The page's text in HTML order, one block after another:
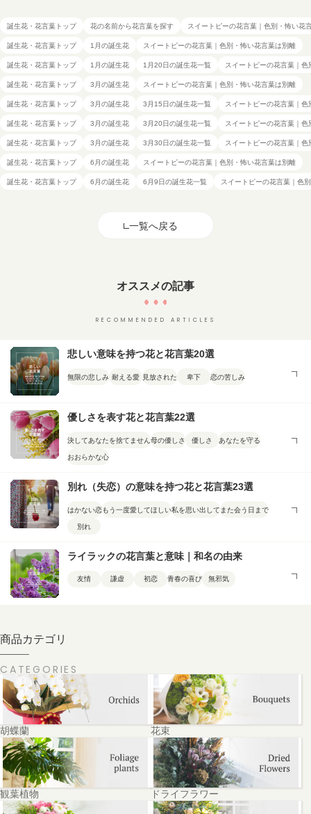
誕生花・花言葉トップ 花の名前から花言葉を探す スイートピーの花言葉｜色別・怖い花
誕生花・花言葉トップ 1月の誕生花 スイートピーの花言葉｜色別・怖い花言葉は別離
誕生花・花言葉トップ 1月の誕生花 1月20日の誕生花一覧 スイートピーの花言葉｜
誕生花・花言葉トップ 3月の誕生花 スイートピーの花言葉｜色別・怖い花言葉は別離
誕生花・花言葉トップ 3月の誕生花 3月15日の誕生花一覧 スイートピーの花言葉｜
誕生花・花言葉トップ 3月の誕生花 3月20日の誕生花一覧 スイートピーの花言葉｜
誕生花・花言葉トップ 3月の誕生花 3月30日の誕生花一覧 スイートピーの花言葉｜
誕生花・花言葉トップ 6月の誕生花 スイートピーの花言葉｜色別・怖い花言葉は別離
誕生花・花言葉トップ 6月の誕生花 6月9日の誕生花一覧 スイートピーの花言葉｜色
一覧へ戻る
オススメの記事
RECOMMENDED ARTICLES
悲しい意味を持つ花と花言葉20選
無限の悲しみ 耐える愛 見放された 卑下 恋の苦しみ
優しさを表す花と花言葉22選
決してあなたを捨てません 母の優しさ 優しさ あなたを守る
おおらかな心
別れ（失恋）の意味を持つ花と花言葉23選
はかない恋もう一度愛してほしい私を思い出して また会う日まで
別れ
ライラックの花言葉と意味｜和名の由来
友情 謙虚 初恋 青春の喜び 無邪気
商品カテゴリ
CATEGORIES
胡蝶蘭 花束
観葉植物 ドライフラワー